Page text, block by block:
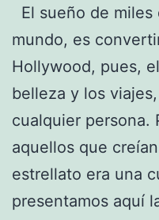
El sueño de
mundo, es
Hollywood, pues,
belleza y los
cualquier persona.
aquellos que
estrellato era una
presentamos aquí